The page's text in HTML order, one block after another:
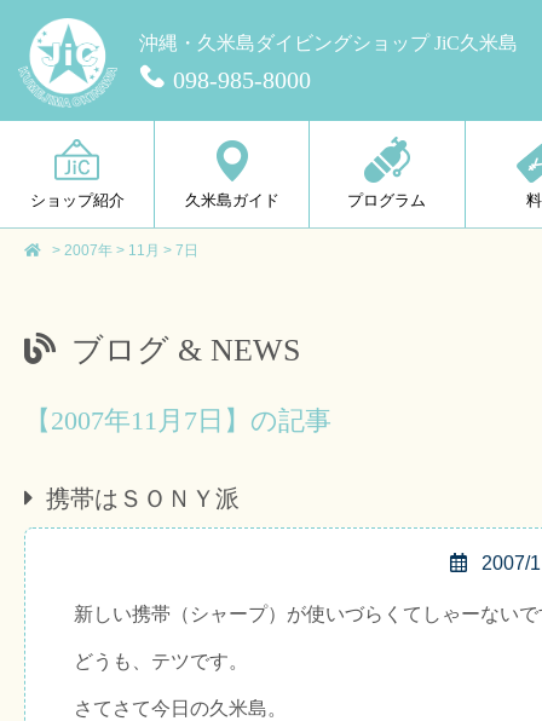
沖縄・久米島ダイビングショップ JiC久米島
098-985-8000
ショップ紹介 久米島ガイド プログラム
> 2007年 > 11月 > 7日
ブログ & NEWS
【2007年11月7日】の記事
携帯はＳＯＮＹ派
2007/
新しい携帯（シャープ）が使いづらくてしゃーない
どうも、テツです。
さてさて今日の久米島。